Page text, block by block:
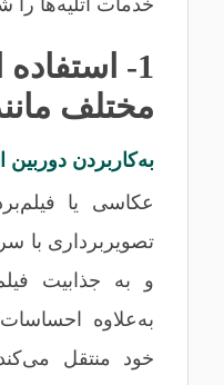
خدمات آتلیه‌ها
1-
مختلف
به‌کاربردن
عکاسی یا
تصویربرداری با
و به جذابیت
به‌علاوه
خود منتقل